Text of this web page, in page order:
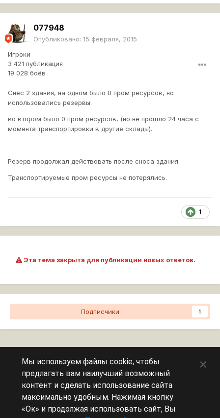
077948
Опубликовано: 15 февраля, 2015
Игроки
3 421 публикация
19 028 боёв
Снес 2 здания, на одном было 0 пром ресурсов, но
использовались резервы.
во втором было 0 пром ресурсов, (но не прошло 24 часа с
момента транспортировки в другие склады).
Резерв продолжал действовать после сноса здания.
Транспортируемые пром ресурсы не потерялись.
1
Эта тема закрыта для публикации новых ответов.
Подписчики 1
Сейчас на странице
Эту страницу никто не просматривает.
Мы используем файлы cookie, чтобы
предлагать вам наилучший возможный
контент и сделать использование сайта
максимально удобным. Нажимая кнопку
«Ок» и продолжая использовать сайт, Вы
×